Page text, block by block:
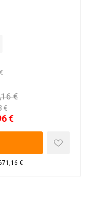
€
€
€
€